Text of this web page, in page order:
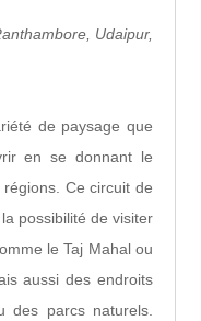
Udaipur,
de paysage que
en se donnant le
Ce circuit de
possibilité de visiter
le Taj Mahal ou
aussi des endroits
des parcs naturels.